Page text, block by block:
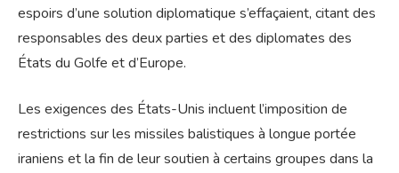
espoirs d’une solution diplomatique s’effaçaient, citant des
responsables des deux parties et des diplomates des
États du Golfe et d’Europe.
Les exigences des États-Unis incluent l’imposition de
restrictions sur les missiles balistiques à longue portée
iraniens et la fin de leur soutien à certains groupes dans la